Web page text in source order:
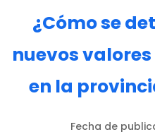
¿Cómo se
nuevos
en la
Fecha de